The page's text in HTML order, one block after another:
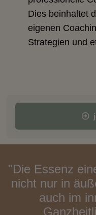
Dies beinhaltet
eigenen
Strategien und
"Die Essenz
nicht nur in
auch im